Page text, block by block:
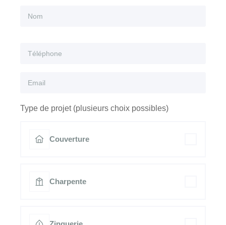
Type de projet (plusieurs choix possibles)
Couverture
Charpente